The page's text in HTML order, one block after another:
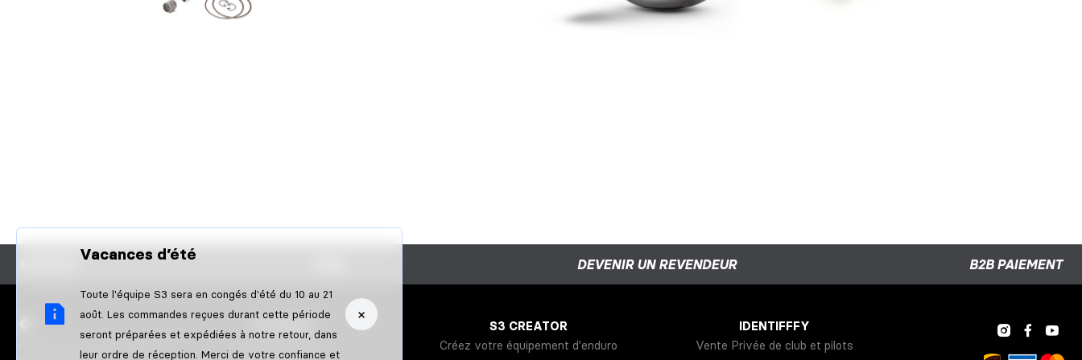
Vacances d’été
Toute l'équipe S3 sera en congés d'été du 10 au 21
août. Les commandes reçues durant cette période
seront préparées et expédiées à notre retour, dans
leur ordre de réception. Merci de votre confiance et
×
DEVENIR UN REVENDEUR B2B PAIEMENT
Poligon Pla de l'Illa / Nau Nº10
S3 CREATOR
Créez votre équipement d'enduro
IDENTIFFFY
Vente Privée de club et pilots